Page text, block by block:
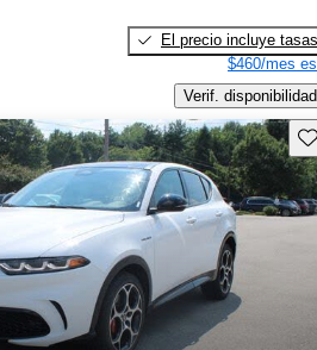
El precio incluye tasas
$460/mes
Verif. disponibilidad